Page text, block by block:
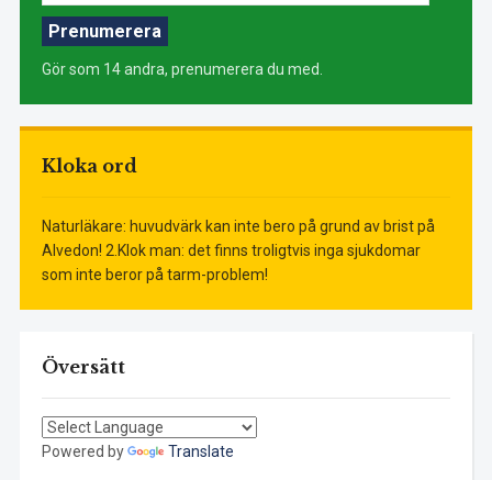
Prenumerera
Gör som 14 andra, prenumerera du med.
Kloka ord
Naturläkare: huvudvärk kan inte bero på grund av brist på
Alvedon! 2.Klok man: det finns troligtvis inga sjukdomar
som inte beror på tarm-problem!
Översätt
Powered by Translate